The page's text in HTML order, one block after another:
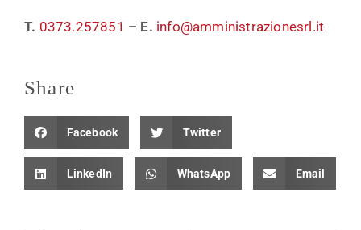
T. 0373.257851 – E. info@amministrazionesrl.it
Share
Facebook Twitter
LinkedIn WhatsApp Email